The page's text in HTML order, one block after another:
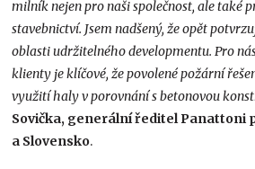
milník nejen pro naši společnost, ale také
stavebnictví. Jsem nadšený, že opět
oblasti udržitelného developmentu. Pro
klienty je klíčové, že povolené požární
využití haly v porovnání s betonovou
Sovička, generální ředitel Panattoni
a Slovensko.